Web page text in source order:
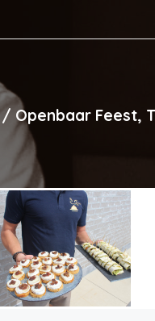
Openbaar Feest,